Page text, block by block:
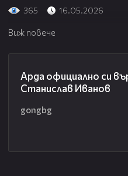
365 16.05.2026
Виж повече
Арда официално си
Станислав Иванов
gongbg